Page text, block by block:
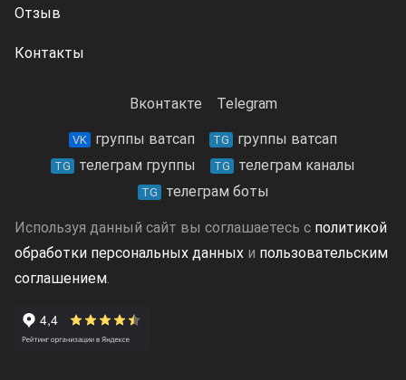
Отзыв
Контакты
Вконтакте Telegram
VK группы ватсап TG группы ватсап
TG телеграм группы TG телеграм каналы
TG телеграм боты
Используя данный сайт вы соглашаетесь с политикой
обработки персональных данных и пользовательским
соглашением.